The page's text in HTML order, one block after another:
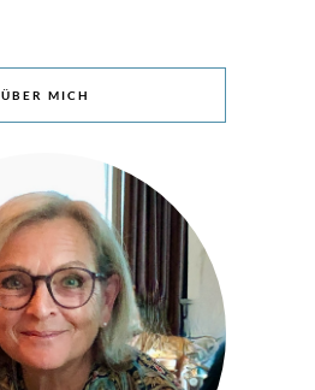
ÜBER MICH